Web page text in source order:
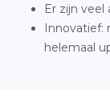
Er zijn veel
Innovatief:
helemaal